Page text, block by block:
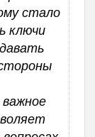
стало
ключи